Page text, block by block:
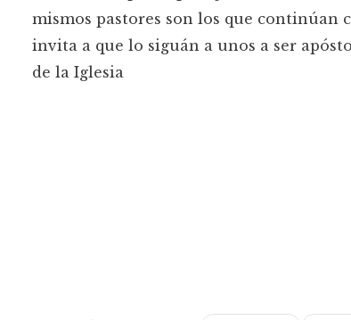
mismos pastores son los que continúan
invita a que lo siguán a unos a ser
de la Iglesia